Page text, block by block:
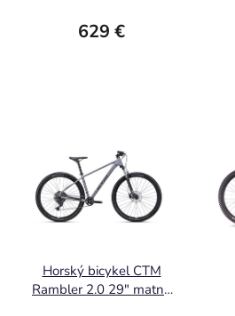
629 €
Horský bicykel CTM
Rambler 2.0 29" matná